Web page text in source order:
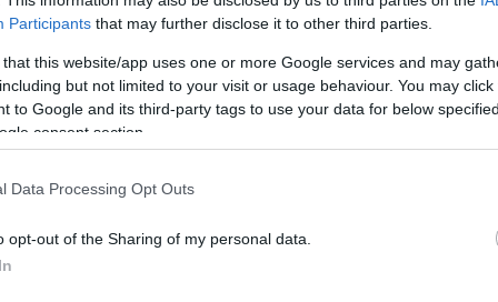
Participants that may further disclose it to other third parties.
that this website/app uses one or more Google services and may
but not limited to your visit or usage behaviour. You may
to Google and its third-party tags to use your data for below
consent section.
Data Processing Opt Outs
opt-out of the Sharing of my personal data.